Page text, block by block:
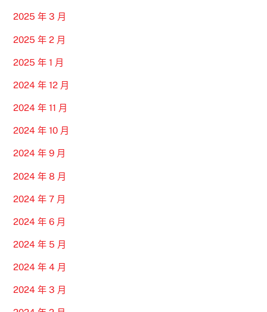
2025 年 3 月
2025 年 2 月
2025 年 1 月
2024 年 12 月
2024 年 11 月
2024 年 10 月
2024 年 9 月
2024 年 8 月
2024 年 7 月
2024 年 6 月
2024 年 5 月
2024 年 4 月
2024 年 3 月